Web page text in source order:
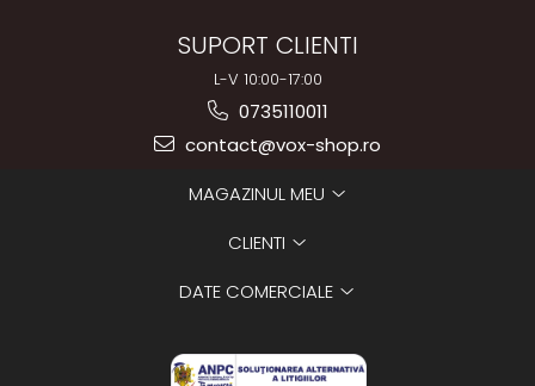
SUPORT CLIENTI
L-V 10:00-17:00
0735110011
contact@vox-shop.ro
MAGAZINUL MEU
CLIENTI
DATE COMERCIALE